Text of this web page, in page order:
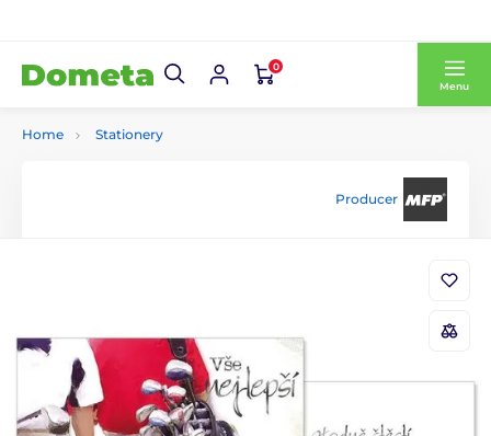
0
Menu
Home Stationery
Producer